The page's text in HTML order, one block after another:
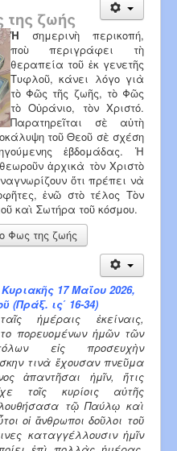
της ζωής
Ἡ σημερινὴ περικοπή,
ποὺ περιγράφει τὴ
θεραπεία τοῦ ἐκ γενετῆς
Τυφλοῦ, κάνει λόγο γιὰ
τὸ Φῶς τῆς ζωῆς, τὸ Φῶς
τὸ Οὐράνιο, τὸν Χριστό.
Παρατηρεῖται σὲ αὐτὴ
τοῦ Θεοῦ σὲ σχέση
ἑβδομάδας. Ἡ
ἀρχικὰ τὸν Χριστὸ
ὅτι πρέπει νὰ
ἐνῶ στὸ τέλος Τὸν
καὶ Σωτήρα τοῦ κόσμου.
Φως της ζωής
17 Μαΐου 2026,
(Πράξ. ις΄ 16-34)
ἡμέραις ἐκείναις,
πορευομένων ἡμῶν τῶν
εἰς προσευχὴν
τινὰ ἔχουσαν πνεῦμα
ἀπαντῆσαι ἡμῖν, ἥτις
τοῖς κυρίοις αὐτῆς
τῷ Παύλῳ καὶ
οἱ ἄνθρωποι δοῦλοι τοῦ
καταγγέλλουσιν ἡμῖν